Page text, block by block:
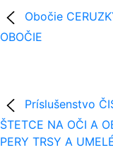
Obočie
OBOČIE
Príslušenstvo
ŠTETCE NA OČI A
PERY TRSY A